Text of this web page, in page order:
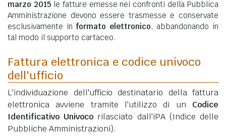
marzo 2015le fatture emesse nei confronti della Pubblica
Amministrazione devono essere trasmesse e conservate
esclusivamente in formato elettronico, abbandonando in
tal modo il supporto cartaceo.
Fattura elettronica e codice univoco
dell'ufficio
L'individuazione dell'ufficio destinatario della fattura
elettronica avviene tramite l'utilizzo di un Codice
Identificativo Univoco rilasciato dall'iPA (Indice delle
Pubbliche Amministrazioni).